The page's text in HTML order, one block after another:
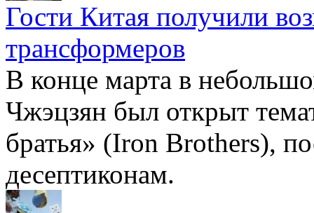
Гости Китая получили
трансформеров
В конце марта в
Чжэцзян был открыт
братья» (Iron Brothers),
десептиконам.